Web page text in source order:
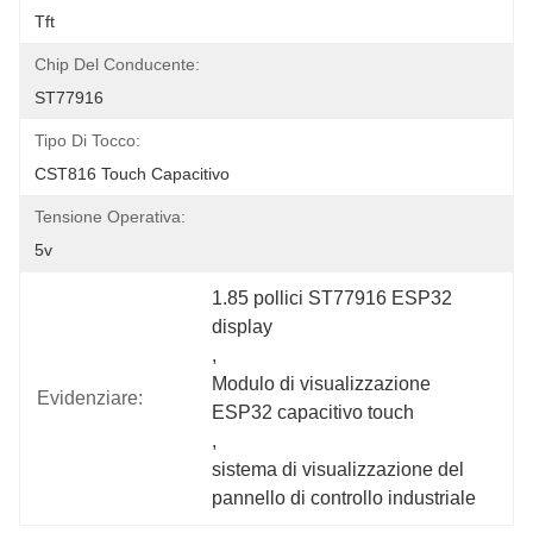
Tft
Chip Del Conducente:
ST77916
Tipo Di Tocco:
CST816 Touch Capacitivo
Tensione Operativa:
5v
Evidenziare:
1.85 pollici ST77916 ESP32
display
,
Modulo di visualizzazione
ESP32 capacitivo touch
,
sistema di visualizzazione del
pannello di controllo industriale